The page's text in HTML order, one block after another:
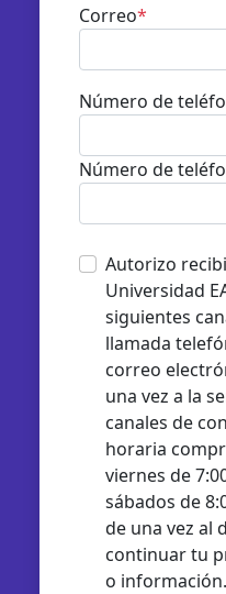
Correo*
Número de
Número de
Autorizo
Universidad
siguientes
llamada
correo
una vez a la
canales de
horaria
viernes de
sábados de
de una vez al
continuar tu
o información.